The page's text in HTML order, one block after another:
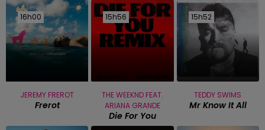
16h00
16h00
JEREMY FREROT
Frerot
15h56
15h56
THE WEEKND FEAT.
ARIANA GRANDE
Die For You
15h52
15h52
TEDDY SWIMS
Mr Know It All